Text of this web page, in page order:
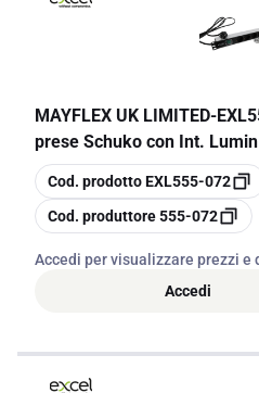
MAYFLEX UK LIMITED-
prese Schuko con Int. Lumin
copia
Cod. prodottoEXL555-072
copia
Cod. produttore555-072
Accedi per visualizzare prezzi e
Accedi